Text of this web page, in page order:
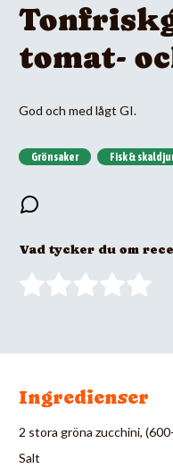
tomat-
God och med lågt GI.
Grönsaker Fisk &
Vad tycker du om
Ingredienser
2 stora gröna zucchini,
Salt